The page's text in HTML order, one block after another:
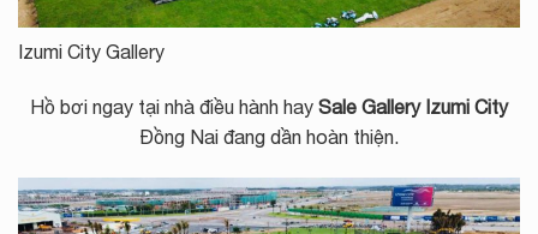
Izumi City Gallery
Hồ bơi ngay tại nhà điều hành hay Sale Gallery Izumi City
Đồng Nai đang dần hoàn thiện.